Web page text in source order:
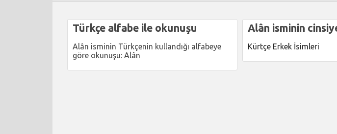
Türkçe alfabe ile okunuşu
Alân isminin Türkçenin kullandığı alfabeye
göre okunuşu: Alân
Alân isminin
Kürtçe Erkek İsimleri